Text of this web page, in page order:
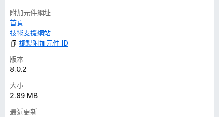
附加元件網址
首頁
技術支援網站
複製附加元件 ID
版本
8.0.2
大小
2.89 MB
最近更新